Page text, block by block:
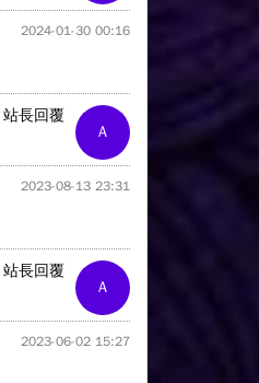
2024-01-30 00:16
A
站長回覆
2023-08-13 23:31
A
站長回覆
2023-06-02 15:27